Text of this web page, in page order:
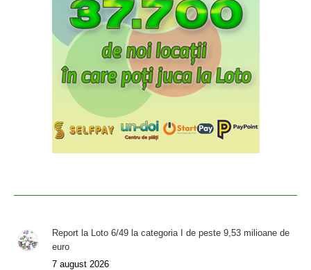
Report la Loto 6/49 la categoria I de peste 9,53 milioane de
euro
7 august 2026